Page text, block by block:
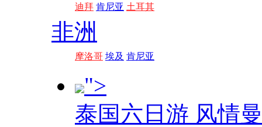
迪拜 肯尼亚 土耳其
非洲
摩洛哥 埃及 肯尼亚
">
泰国六日游 风情